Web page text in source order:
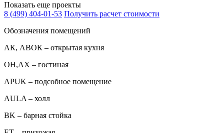
Показать еще проекты
8 (499) 404-01-53 Получить расчет стоимости
Обозначения помещений
АК, АВОК – открытая кухня
ОН,AX – гостиная
APUK – подсобное помещение
AULA – холл
BK – барная стойка